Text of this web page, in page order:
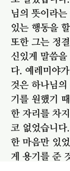
님의 뜻이라
있는 행동을
또한 그는 정
신있게 말씀
다. 예레미야
것은 하나님
기를 원했기
한 자리를 차
코 없었습니
한 마음만 있
게 용기를 준